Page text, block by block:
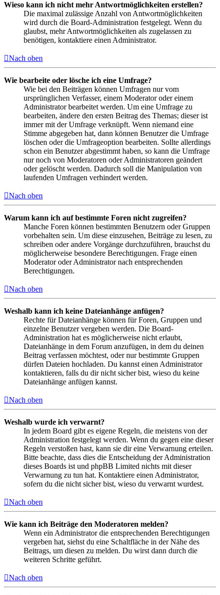
Wieso kann ich nicht mehr Antwortmöglichkeiten erstellen?
Die maximal zulässige Anzahl von Antwortmöglichkeiten
wird durch die Board-Administration festgelegt. Wenn du
glaubst, mehr Antwortmöglichkeiten als zugelassen zu
benötigen, kontaktiere einen Administrator.
Nach oben
Wie bearbeite oder lösche ich eine Umfrage?
Wie bei den Beiträgen können Umfragen nur vom
ursprünglichen Verfasser, einem Moderator oder einem
Administrator bearbeitet werden. Um eine Umfrage zu
bearbeiten, ändere den ersten Beitrag des Themas; dieser ist
immer mit der Umfrage verknüpft. Wenn niemand eine
Stimme abgegeben hat, dann können Benutzer die Umfrage
löschen oder die Umfrageoption bearbeiten. Sollte allerdings
schon ein Benutzer abgestimmt haben, so kann die Umfrage
nur noch von Moderatoren oder Administratoren geändert
oder gelöscht werden. Dadurch soll die Manipulation von
laufenden Umfragen verhindert werden.
Nach oben
Warum kann ich auf bestimmte Foren nicht zugreifen?
Manche Foren können bestimmten Benutzern oder Gruppen
vorbehalten sein. Um diese einzusehen, Beiträge zu lesen, zu
schreiben oder andere Vorgänge durchzuführen, brauchst du
möglicherweise besondere Berechtigungen. Frage einen
Moderator oder Administrator nach entsprechenden
Berechtigungen.
Nach oben
Weshalb kann ich keine Dateianhänge anfügen?
Rechte für Dateianhänge können für Foren, Gruppen und
einzelne Benutzer vergeben werden. Die Board-
Administration hat es möglicherweise nicht erlaubt,
Dateianhänge in dem Forum anzufügen, in dem du deinen
Beitrag verfassen möchtest, oder nur bestimmte Gruppen
dürfen Dateien hochladen. Du kannst einen Administrator
kontaktieren, falls du dir nicht sicher bist, wieso du keine
Dateianhänge anfügen kannst.
Nach oben
Weshalb wurde ich verwarnt?
In jedem Board gibt es eigene Regeln, die meistens von der
Administration festgelegt werden. Wenn du gegen eine dieser
Regeln verstoßen hast, kann sie dir eine Verwarnung erteilen.
Bitte beachte, dass dies die Entscheidung der Administration
dieses Boards ist und phpBB Limited nichts mit dieser
Verwarnung zu tun hat. Kontaktiere einen Administrator,
sofern du die nicht sicher bist, wieso du verwarnt wurdest.
Nach oben
Wie kann ich Beiträge den Moderatoren melden?
Wenn ein Administrator die entsprechenden Berechtigungen
vergeben hat, siehst du eine Schaltfläche in der Nähe des
Beitrags, um diesen zu melden. Du wirst dann durch die
weiteren Schritte geführt.
Nach oben